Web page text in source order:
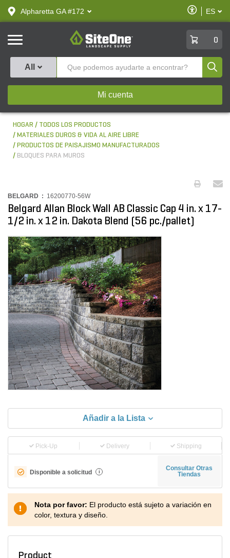
text.skipToContent
text.skipToNavigation
Alpharetta GA #172
Habilitar
ES
SiteOne
0
All
Mi cuenta
HOGAR
TODOS LOS PRODUCTOS
MATERIALES DUROS & VIDA AL AIRE LIBRE
PRODUCTOS DE PAISAJISMO MANUFACTURADOS
BLOQUES PARA MUROS
BELGARD : 16200770-56W
Belgard Allan Block Wall AB Classic Cap 4 in. x 17-
1/2 in. x 12 in. Dakota Blend (56 pc./pallet)
Añadir a la Lista
Pick-Up Delivery Shipping
Disponible a solicitud i
Consultar Otras
Tiendas
Nota por favor: El producto está sujeto a variación en
color, textura y diseño.